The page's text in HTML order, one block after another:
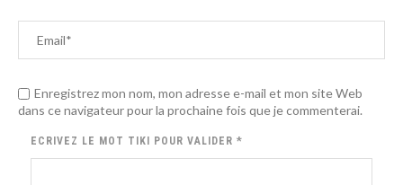
Enregistrez mon nom, mon adresse e-mail et mon site Web
dans ce navigateur pour la prochaine fois que je commenterai.
ECRIVEZ LE MOT TIKI POUR VALIDER *